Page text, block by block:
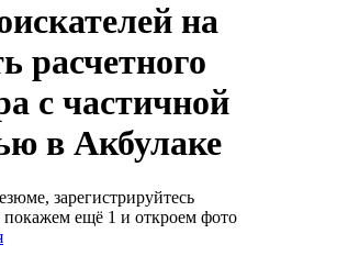
на
расчетного
с частичной
в Акбулаке
зарегистрируйтесь
покажем ещё 1 и откроем фото